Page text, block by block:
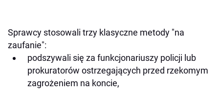
Sprawcy stosowali trzy klasyczne metody "na
zaufanie":
podszywali się za funkcjonariuszy policji lub
prokuratorów ostrzegających przed rzekomym
zagrożeniem na koncie,